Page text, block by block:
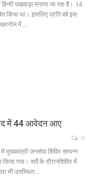
पखवाड़ा मनाया जा रहा है। 14
किया था। इसलिए प्रति वर्ष इस
खरगोन में…
में 44 आवेदन आए
0
मुख्यमंत्री जनसेवा शिविर सम्पन्न
गया। सर्वे के दौरानशिविर में
भी उपस्थित…